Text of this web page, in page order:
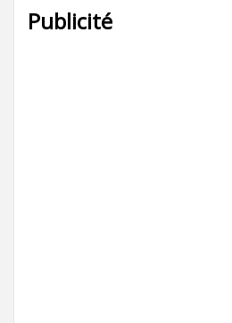
Publicité